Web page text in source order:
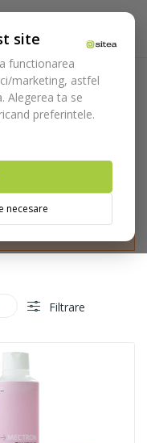
site
functionarea
marketing, astfel
Alegerea ta se
preferintele.
necesare
Detartraj si profilaxie
accesati website-ul
Filtrare